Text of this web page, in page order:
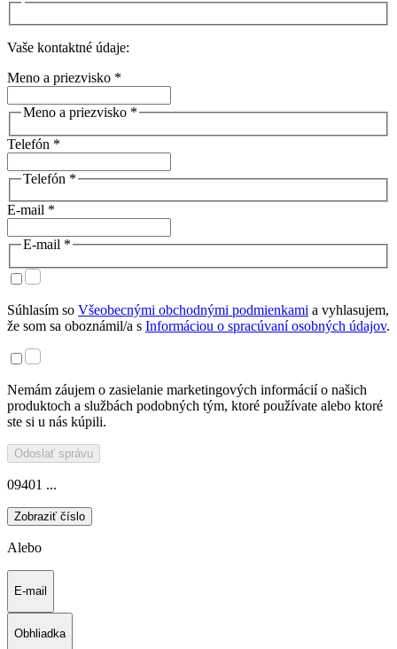
Vaše kontaktné údaje:
Meno a priezvisko *
Meno a priezvisko *
Telefón *
Telefón *
E-mail *
E-mail *
Súhlasím so Všeobecnými obchodnými podmienkami a vyhlasujem,
že som sa oboznámil/a s Informáciou o spracúvaní osobných údajov.
Nemám záujem o zasielanie marketingových informácií o našich
produktoch a službách podobných tým, ktoré používate alebo ktoré
ste si u nás kúpili.
Odoslať správu
09401 ...
Zobraziť číslo
Alebo
E-mail
Obhliadka